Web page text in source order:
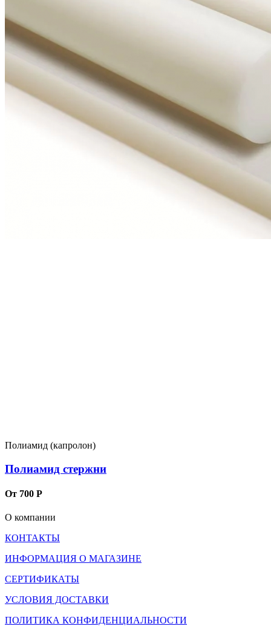
Полиамид (капролон)
Полиамид стержни
От 700 Р
О компании
КОНТАКТЫ
ИНФОРМАЦИЯ О МАГАЗИНЕ
СЕРТИФИКАТЫ
УСЛОВИЯ ДОСТАВКИ
ПОЛИТИКА КОНФИДЕНЦИАЛЬНОСТИ